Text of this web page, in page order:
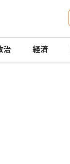
治 経済